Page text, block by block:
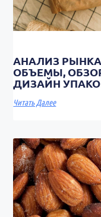
АНАЛИЗ
ОБЪЕМЫ,
ДИЗАЙН
Читать Далее